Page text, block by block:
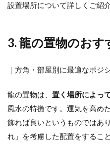
設置場所について詳しくご紹
3. 龍の置物のおす
｜方角・部屋別に最適なポジ
龍の置物は、 置く場所によっ
風水の特徴です。運気を高め
飾れば良いというものではあ
れ」を考慮した配置をするこ